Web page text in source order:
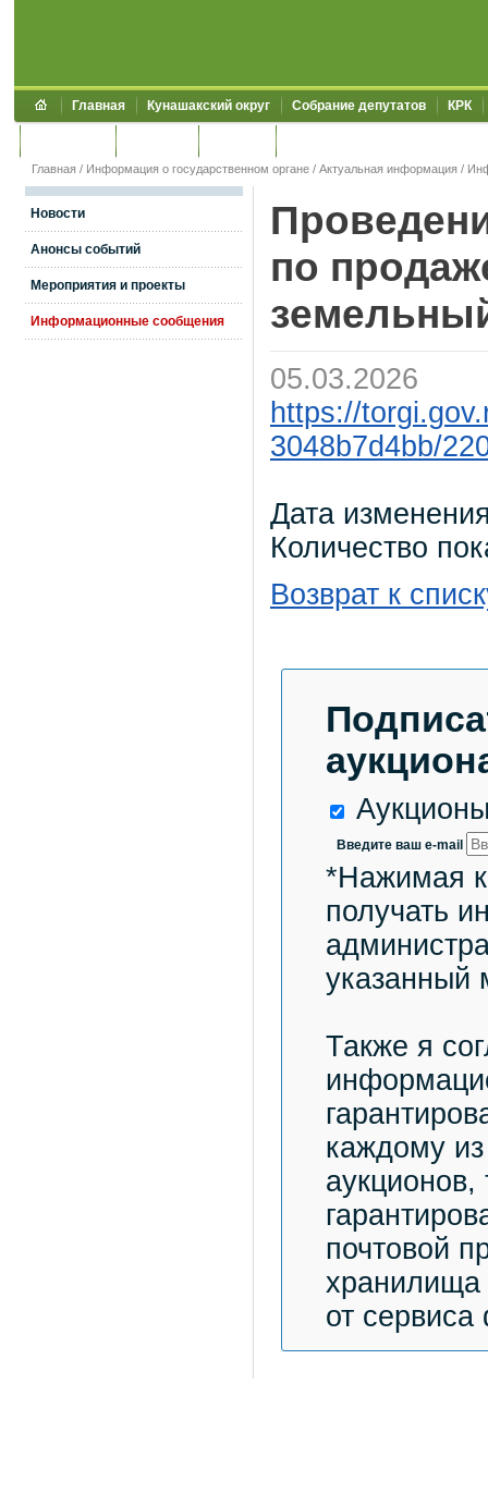
Главная Кунашакский округ Собрание депутатов КРК
Главная / Информация о государственном органе / Актуальная информация /
Новости
Анонсы событий
Мероприятия и проекты
Информационные сообщения
по
05.03.2026
https://
3048b7d4bb/
Дата
Количество
Возврат к
Введите ваш e-mail
*Нажимая
получать
указанный
Также я
каждому
почтовой
хранилища
от сервиса